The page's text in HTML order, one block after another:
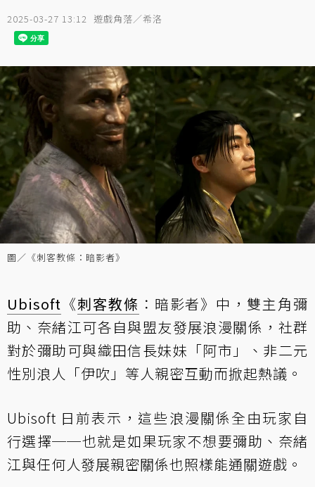
2025-03-27 13:12 遊戲角落／希洛
圖／《刺客教條：暗影者》
Ubisoft 《刺客教條 ：暗影者》中，雙主角彌
助、奈緒江可各自與盟友發展浪漫關係，社群
對於彌助可與織田信長妹妹「阿市」、非二元
性別浪人「伊吹」等人親密互動而掀起熱議。
Ubisoft 日前表示，這些浪漫關係全由玩家自
行選擇──也就是如果玩家不想要彌助、奈緒
江與任何人發展親密關係也照樣能通關遊戲。